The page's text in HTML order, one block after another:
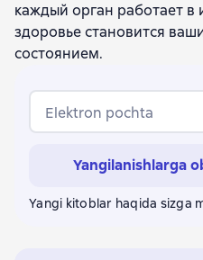
каждый орган работает в
здоровье становится
состоянием.
Elektron pochta
Yangilanishlarga
Yangi kitoblar haqida sizga